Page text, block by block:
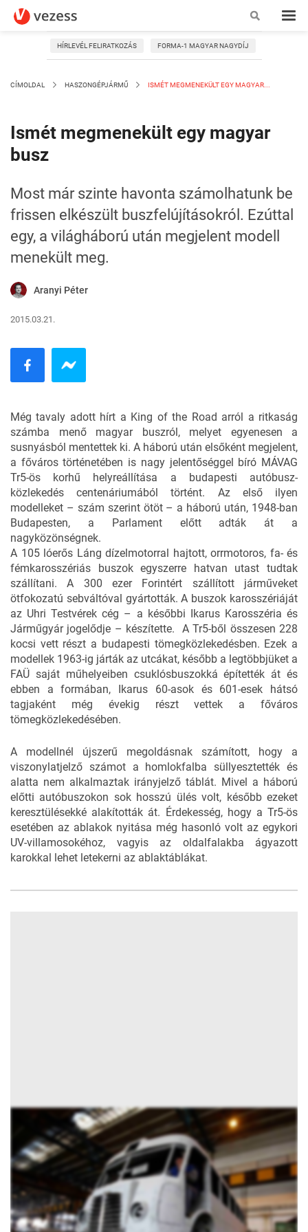
HÍRLEVÉL FELIRATKOZÁS FORMA-1 MAGYAR NAGYDÍJ
CÍMOLDAL HASZONGÉPJÁRMŰ ISMÉT MEGMENEKÜLT EGY MAGYAR...
Ismét megmenekült egy magyar
busz
Most már szinte havonta számolhatunk be
frissen elkészült buszfelújításokról. Ezúttal
egy, a világháború után megjelent modell
menekült meg.
Aranyi Péter
2015.03.21.
Még tavaly adott hírt a King of the Road arról a ritkaság
számba menő magyar buszról, melyet egyenesen a
susnyásból mentettek ki. A háború után elsőként megjelent,
a főváros történetében is nagy jelentőséggel bíró MÁVAG
Tr5-ös korhű helyreállítása a budapesti autóbusz-
közlekedés centenáriumából történt. Az első ilyen
modelleket – szám szerint ötöt – a háború után, 1948-ban
Budapesten, a Parlament előtt adták át a
nagyközönségnek.
A 105 lóerős Láng dízelmotorral hajtott, orrmotoros, fa- és
fémkarosszériás buszok egyszerre hatvan utast tudtak
szállítani. A 300 ezer Forintért szállított járműveket
ötfokozatú sebváltóval gyártották. A buszok karosszériáját
az Uhri Testvérek cég – a későbbi Ikarus Karosszéria és
Járműgyár jogelődje – készítette. A Tr5-ből összesen 228
kocsi vett részt a budapesti tömegközlekedésben. Ezek a
modellek 1963-ig járták az utcákat, később a legtöbbjüket a
FAÜ saját műhelyeiben csuklósbuszokká építették át és
ebben a formában, Ikarus 60-asok és 601-esek hátsó
tagjaként még évekig részt vettek a főváros
tömegközlekedésében.
A modellnél újszerű megoldásnak számított, hogy a
viszonylatjelző számot a homlokfalba süllyesztették és
alatta nem alkalmaztak irányjelző táblát. Mivel a háború
előtti autóbuszokon sok hosszú ülés volt, később ezeket
keresztülésekké alakították át. Érdekesség, hogy a Tr5-ös
esetében az ablakok nyitása még hasonló volt az egykori
UV-villamosokéhoz, vagyis az oldalfalakba ágyazott
karokkal lehet letekerni az ablaktáblákat.